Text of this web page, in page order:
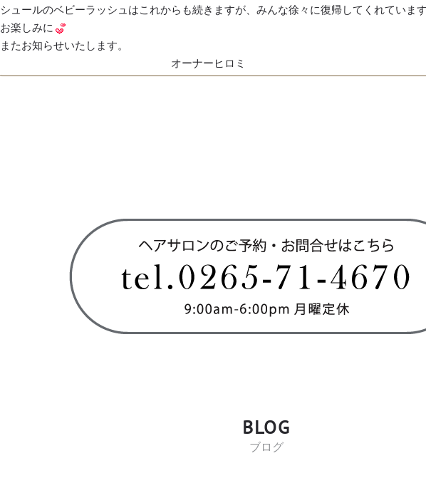
シュールのベビーラッシュはこれからも続きますが、みんな徐々に復帰してくれていま
お楽しみに
またお知らせいたします。
オーナーヒロミ
BLOG
ブログ